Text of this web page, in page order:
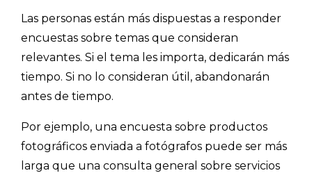
CÓMO FUNCIONA
PRECIOS
ACCEDER →
Las personas están más dispuestas a responder
encuestas sobre temas que consideran
relevantes. Si el tema les importa, dedicarán más
tiempo. Si no lo consideran útil, abandonarán
antes de tiempo.
Por ejemplo, una encuesta sobre productos
fotográficos enviada a fotógrafos puede ser más
larga que una consulta general sobre servicios